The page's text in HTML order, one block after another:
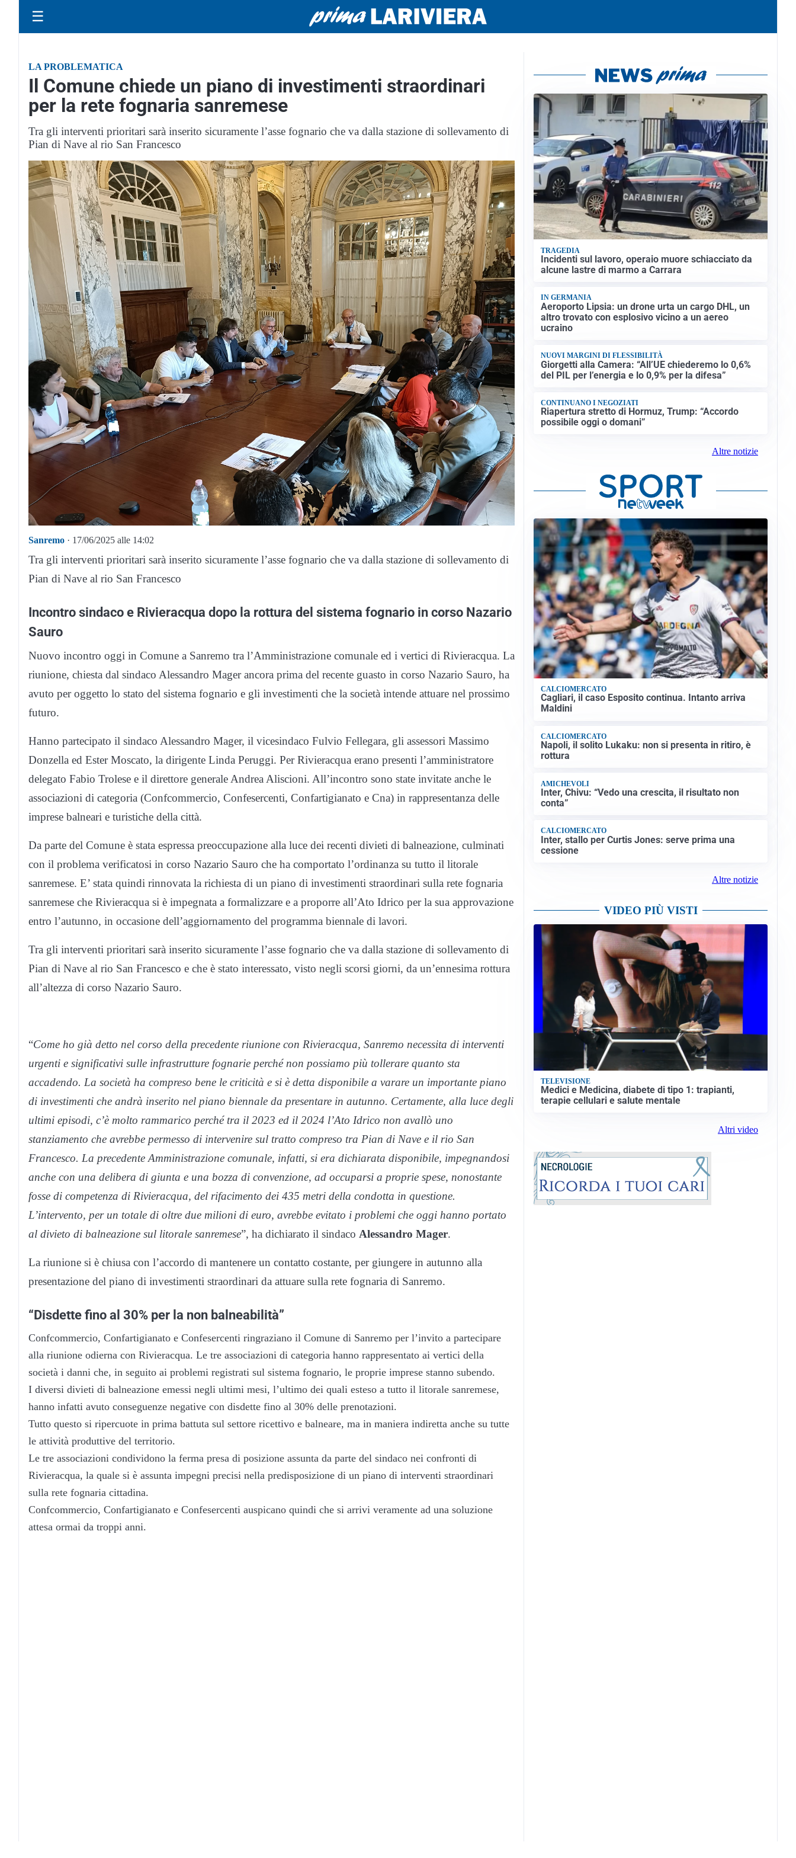
☰
LA PROBLEMATICA
Il Comune chiede un piano di investimenti straordinari
per la rete fognaria sanremese
Tra gli interventi prioritari sarà inserito sicuramente l’asse fognario che va dalla stazione di sollevamento di
Pian di Nave al rio San Francesco
Sanremo · 17/06/2025 alle 14:02
Tra gli interventi prioritari sarà inserito sicuramente l’asse fognario che va dalla stazione di sollevamento di
Pian di Nave al rio San Francesco
Incontro sindaco e Rivieracqua dopo la rottura del sistema fognario in corso Nazario
Sauro
Nuovo incontro oggi in Comune a Sanremo tra l’Amministrazione comunale ed i vertici di Rivieracqua. La
riunione, chiesta dal sindaco Alessandro Mager ancora prima del recente guasto in corso Nazario Sauro, ha
avuto per oggetto lo stato del sistema fognario e gli investimenti che la società intende attuare nel prossimo
futuro.
Hanno partecipato il sindaco Alessandro Mager, il vicesindaco Fulvio Fellegara, gli assessori Massimo
Donzella ed Ester Moscato, la dirigente Linda Peruggi. Per Rivieracqua erano presenti l’amministratore
delegato Fabio Trolese e il direttore generale Andrea Aliscioni. All’incontro sono state invitate anche le
associazioni di categoria (Confcommercio, Confesercenti, Confartigianato e Cna) in rappresentanza delle
imprese balneari e turistiche della città.
Da parte del Comune è stata espressa preoccupazione alla luce dei recenti divieti di balneazione, culminati
con il problema verificatosi in corso Nazario Sauro che ha comportato l’ordinanza su tutto il litorale
sanremese. E’ stata quindi rinnovata la richiesta di un piano di investimenti straordinari sulla rete fognaria
sanremese che Rivieracqua si è impegnata a formalizzare e a proporre all’Ato Idrico per la sua approvazione
entro l’autunno, in occasione dell’aggiornamento del programma biennale di lavori.
Tra gli interventi prioritari sarà inserito sicuramente l’asse fognario che va dalla stazione di sollevamento di
Pian di Nave al rio San Francesco e che è stato interessato, visto negli scorsi giorni, da un’ennesima rottura
all’altezza di corso Nazario Sauro.
“Come ho già detto nel corso della precedente riunione con Rivieracqua, Sanremo necessita di interventi
urgenti e significativi sulle infrastrutture fognarie perché non possiamo più tollerare quanto sta
accadendo. La società ha compreso bene le criticità e si è detta disponibile a varare un importante piano
di investimenti che andrà inserito nel piano biennale da presentare in autunno. Certamente, alla luce degli
ultimi episodi, c’è molto rammarico perché tra il 2023 ed il 2024 l’Ato Idrico non avallò uno
stanziamento che avrebbe permesso di intervenire sul tratto compreso tra Pian di Nave e il rio San
Francesco. La precedente Amministrazione comunale, infatti, si era dichiarata disponibile, impegnandosi
anche con una delibera di giunta e una bozza di convenzione, ad occuparsi a proprie spese, nonostante
fosse di competenza di Rivieracqua, del rifacimento dei 435 metri della condotta in questione.
L’intervento, per un totale di oltre due milioni di euro, avrebbe evitato i problemi che oggi hanno portato
al divieto di balneazione sul litorale sanremese”, ha dichiarato il sindaco Alessandro Mager.
La riunione si è chiusa con l’accordo di mantenere un contatto costante, per giungere in autunno alla
presentazione del piano di investimenti straordinari da attuare sulla rete fognaria di Sanremo.
“Disdette fino al 30% per la non balneabilità”
Confcommercio, Confartigianato e Confesercenti ringraziano il Comune di Sanremo per l’invito a partecipare
alla riunione odierna con Rivieracqua. Le tre associazioni di categoria hanno rappresentato ai vertici della
società i danni che, in seguito ai problemi registrati sul sistema fognario, le proprie imprese stanno subendo.
I diversi divieti di balneazione emessi negli ultimi mesi, l’ultimo dei quali esteso a tutto il litorale sanremese,
hanno infatti avuto conseguenze negative con disdette fino al 30% delle prenotazioni.
Tutto questo si ripercuote in prima battuta sul settore ricettivo e balneare, ma in maniera indiretta anche su tutte
le attività produttive del territorio.
Le tre associazioni condividono la ferma presa di posizione assunta da parte del sindaco nei confronti di
Rivieracqua, la quale si è assunta impegni precisi nella predisposizione di un piano di interventi straordinari
sulla rete fognaria cittadina.
Confcommercio, Confartigianato e Confesercenti auspicano quindi che si arrivi veramente ad una soluzione
attesa ormai da troppi anni.
TRAGEDIA
Incidenti sul lavoro, operaio muore schiacciato da
alcune lastre di marmo a Carrara
IN GERMANIA
Aeroporto Lipsia: un drone urta un cargo DHL, un
altro trovato con esplosivo vicino a un aereo
ucraino
NUOVI MARGINI DI FLESSIBILITÀ
Giorgetti alla Camera: “All’UE chiederemo lo 0,6%
del PIL per l’energia e lo 0,9% per la difesa”
CONTINUANO I NEGOZIATI
Riapertura stretto di Hormuz, Trump: “Accordo
possibile oggi o domani”
Altre notizie
CALCIOMERCATO
Cagliari, il caso Esposito continua. Intanto arriva
Maldini
CALCIOMERCATO
Napoli, il solito Lukaku: non si presenta in ritiro, è
rottura
AMICHEVOLI
Inter, Chivu: “Vedo una crescita, il risultato non
conta”
CALCIOMERCATO
Inter, stallo per Curtis Jones: serve prima una
cessione
Altre notizie
VIDEO PIÙ VISTI
TELEVISIONE
Medici e Medicina, diabete di tipo 1: trapianti,
terapie cellulari e salute mentale
Altri video